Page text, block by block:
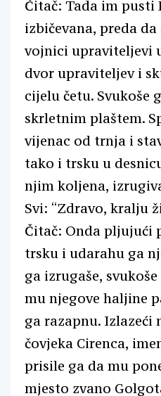
Čitač: Tada im pusti
izbičevana, preda da
vojnici upraviteljevi
dvor upraviteljev i
cijelu četu. Svukoše
skrletnim plaštem.
vijenac od trnja i
tako i trsku u
njim koljena,
Svi: “Zdravo, kralju
Čitač: Onda pljujući
trsku i udarahu ga
ga izrugaše,
mu njegove haljine
ga razapnu. Izlazeći
čovjeka Cirenca,
prisile ga da mu
mjesto zvano